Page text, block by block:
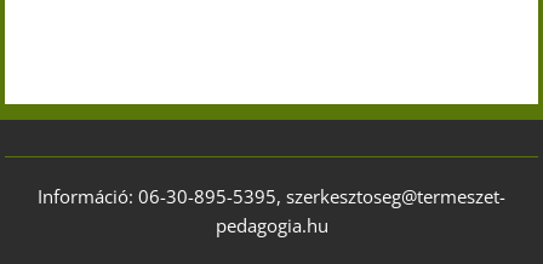
Információ: 06-30-895-5395, szerkesztoseg@termeszet-
pedagogia.hu